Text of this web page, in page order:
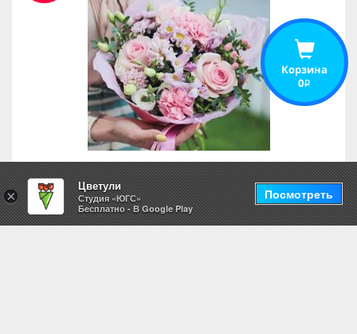
Первый поцелуй
Корзина
0i
×
Цветули
Студия «ЮГС»
Бесплатно - В Google Play
Посмотреть